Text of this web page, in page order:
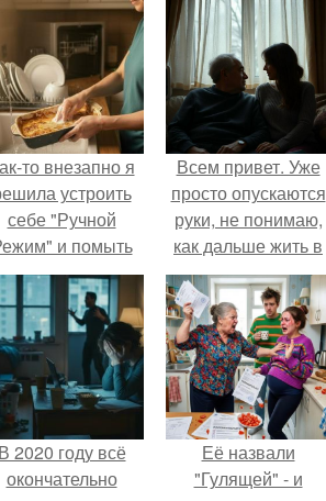
то внезапно я
устроить
себе "Ручной
и помыть
без помощи
техники.
Всем привет. Уже
просто опускаются
руки, не понимаю,
как дальше жить в
этой ситуации.
В 2020 году всё
окончательно
Её назвали
"Гулящей" - и